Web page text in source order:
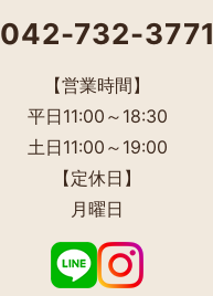
042-732-3771
【営業時間】
平日11:00～18:30
土日11:00～19:00
【定休日】
月曜日